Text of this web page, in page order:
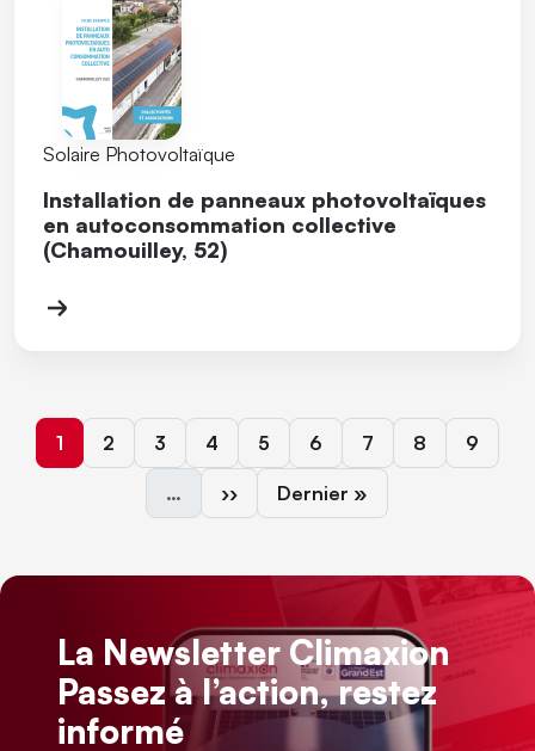
Solaire Photovoltaïque
Installation de panneaux photovoltaïques
en autoconsommation collective
(Chamouilley, 52)
Page courante
1 Page
2 Page
3 Page
4 Page
5 Page
6 Page
7 Page
8 Page
9
… Page suivante
›› Dernière page
Dernier »
La Newsletter Climaxion
Passez à l’action, restez
informé